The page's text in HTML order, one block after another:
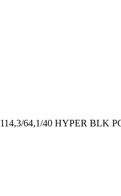
64,1/40 HYPER BLK